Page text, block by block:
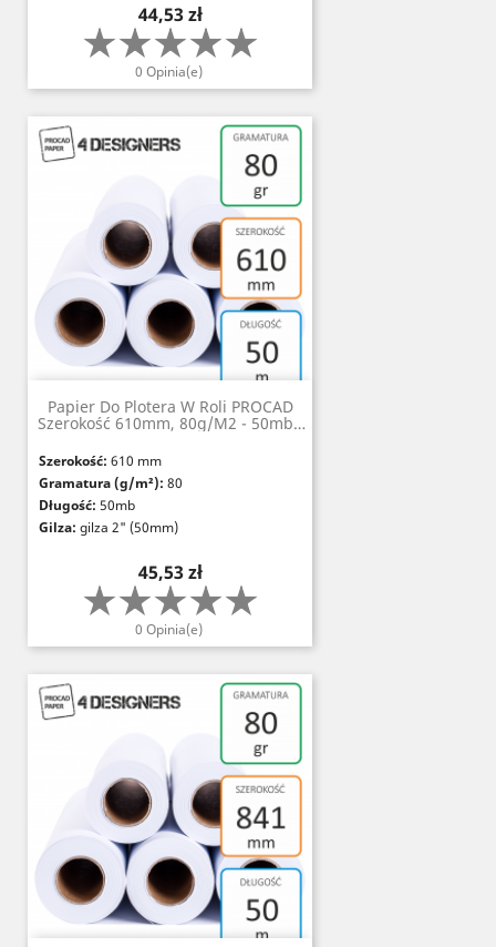
117
Szorstkość (Bendtsen, ml/min):200
Białość:CIE 167
FSC, PEFC, ISO 14001, Paper
Certyfikat odporności na starzenie:ISO
9706
Standardy:
Cena
44,53 zł
0 Opinia(e)
Papier Do Plotera W Roli PROCAD
Szerokość 610mm, 80g/m2 - 50mb -
Szerokość: 610 mm
Gramatura (g/m²): 80
Długość: 50mb
Gilza: gilza 2" (50mm)
117
Szorstkość (Bendtsen, ml/min):200
Białość:CIE 167
FSC, PEFC, ISO 14001, Paper
Certyfikat odporności na starzenie:ISO
9706
Standardy:
Cena
45,53 zł
0 Opinia(e)